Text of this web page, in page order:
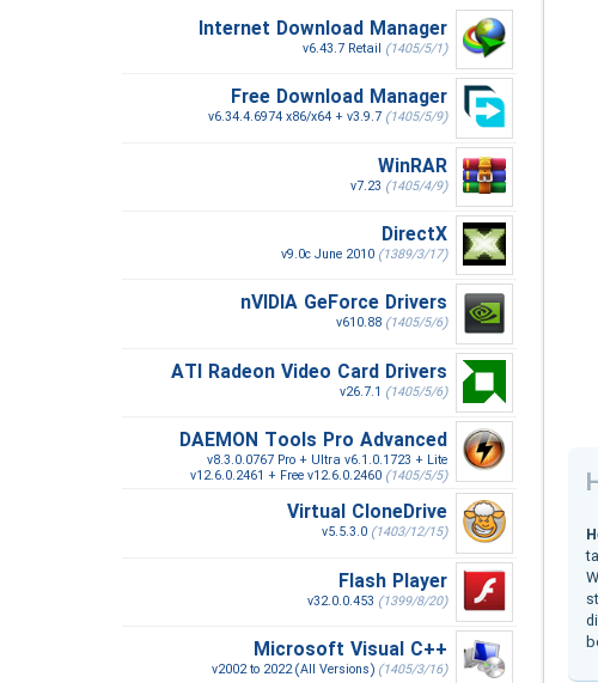
Internet Download Manager
v6.43.7 Retail (1405/5/1)
Free Download Manager
v6.34.4.6974 x86/x64 + v3.9.7 (1405/5/9)
WinRAR
v7.23 (1405/4/9)
DirectX
v9.0c June 2010 (1389/3/17)
nVIDIA GeForce Drivers
v610.88 (1405/5/6)
ATI Radeon Video Card Drivers
v26.7.1 (1405/5/6)
DAEMON Tools Pro Advanced
v8.3.0.0767 Pro + Ultra v6.1.0.1723 + Lite
v12.6.0.2461 + Free v12.6.0.2460 (1405/5/5)
Virtual CloneDrive
v5.5.3.0 (1403/12/15)
Flash Player
v32.0.0.453 (1399/8/20)
Microsoft Visual C++‎
v2002 to 2022 (All Versions) (1405/3/16)